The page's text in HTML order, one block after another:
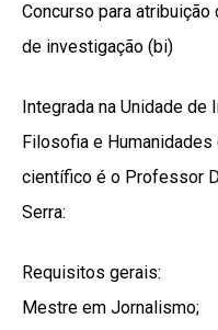
Concurso para
de investigação (bi)
Integrada na Unidade de
Filosofia e Humanidades
científico é o Professor
Serra:
Requisitos gerais:
Mestre em Jornalismo;